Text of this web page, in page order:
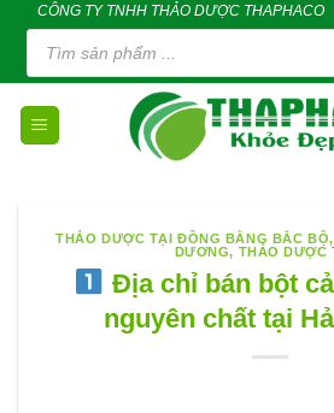
content
CÔNG TY TNHH THẢO DƯỢC THAPHACO
Tìm
kiếm
phẩm
THẢO DƯỢC TẠI ĐỒNG BẰNG BẮC BỘ
DƯƠNG, THẢO DƯỢC
Địa chỉ bán bột
nguyên chất tại